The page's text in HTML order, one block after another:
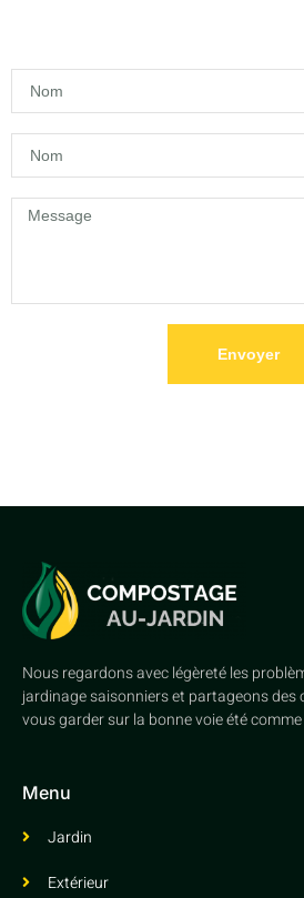
Envoyer
Nous regardons avec légèreté les
jardinage saisonniers et partageons des
vous garder sur la bonne voie été
Menu
Jardin
Extérieur